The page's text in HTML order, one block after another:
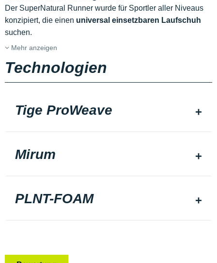
Der SuperNatural Runner wurde für Sportler aller Niveaus
konzipiert, die einen universal einsetzbaren Laufschuh
suchen.
Mehr anzeigen
Technologien
Tige ProWeave
Mirum
PLNT-FOAM